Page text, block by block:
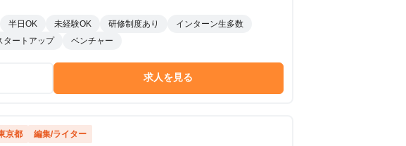
半日OK 未経験OK 研修制度あり
インターン生多数
タートアップ ベンチャー
求人を見る
京都 編集/ライター